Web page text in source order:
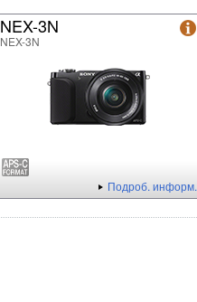
NEX-3N
NEX-3N
Подроб. информ.